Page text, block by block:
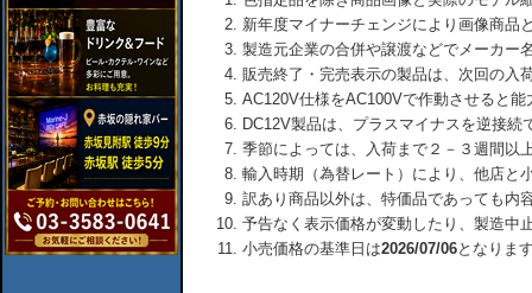
新年度マイナーチェンジにより画像商品
製造元企業の合併や譲渡などでメーカー
販売終了・完売表示の製品は、次回の入
AC120V仕様をAC100Vで作動させると
DC12V製品は、プラスマイナスを逆接
季節によっては、入荷まで２－３週間以
輸入時期（為替レート）により、他店と
訳あり商品以外は、特価品であっても内
予告なく表示価格が変動したり、製造中
小売価格の基準日は2026/07/06となりま